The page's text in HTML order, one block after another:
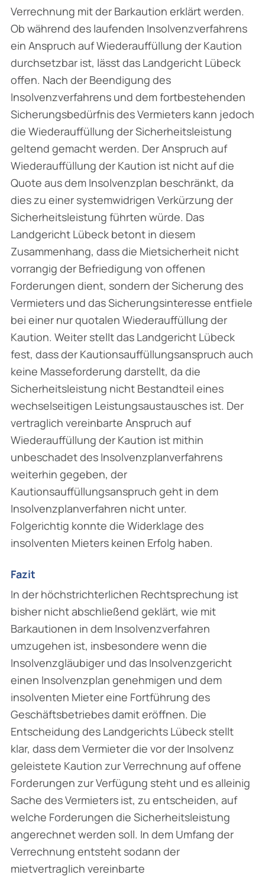
Verrechnung mit der Barkaution erklärt werden.
Ob während des laufenden Insolvenzverfahrens
ein Anspruch auf Wiederauffüllung der Kaution
durchsetzbar ist, lässt das Landgericht Lübeck
offen. Nach der Beendigung des
Insolvenzverfahrens und dem fortbestehenden
Sicherungsbedürfnis des Vermieters kann jedoch
die Wiederauffüllung der Sicherheitsleistung
geltend gemacht werden. Der Anspruch auf
Wiederauffüllung der Kaution ist nicht auf die
Quote aus dem Insolvenzplan beschränkt, da
dies zu einer systemwidrigen Verkürzung der
Sicherheitsleistung führten würde. Das
Landgericht Lübeck betont in diesem
Zusammenhang, dass die Mietsicherheit nicht
vorrangig der Befriedigung von offenen
Forderungen dient, sondern der Sicherung des
Vermieters und das Sicherungsinteresse entfiele
bei einer nur quotalen Wiederauffüllung der
Kaution. Weiter stellt das Landgericht Lübeck
fest, dass der Kautionsauffüllungsanspruch auch
keine Masseforderung darstellt, da die
Sicherheitsleistung nicht Bestandteil eines
wechselseitigen Leistungsaustausches ist. Der
vertraglich vereinbarte Anspruch auf
Wiederauffüllung der Kaution ist mithin
unbeschadet des Insolvenzplanverfahrens
weiterhin gegeben, der
Kautionsauffüllungsanspruch geht in dem
Insolvenzplanverfahren nicht unter.
Folgerichtig konnte die Widerklage des
insolventen Mieters keinen Erfolg haben.
Fazit
In der höchstrichterlichen Rechtsprechung ist
bisher nicht abschließend geklärt, wie mit
Barkautionen in dem Insolvenzverfahren
umzugehen ist, insbesondere wenn die
Insolvenzgläubiger und das Insolvenzgericht
einen Insolvenzplan genehmigen und dem
insolventen Mieter eine Fortführung des
Geschäftsbetriebes damit eröffnen. Die
Entscheidung des Landgerichts Lübeck stellt
klar, dass dem Vermieter die vor der Insolvenz
geleistete Kaution zur Verrechnung auf offene
Forderungen zur Verfügung steht und es alleinig
Sache des Vermieters ist, zu entscheiden, auf
welche Forderungen die Sicherheitsleistung
angerechnet werden soll. In dem Umfang der
Verrechnung entsteht sodann der
mietvertraglich vereinbarte